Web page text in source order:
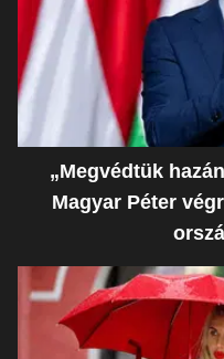
„Megvédtük
Magyar Péter